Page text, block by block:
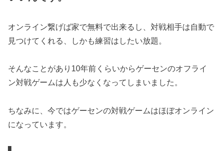
オンライン繋げば家で無料で出来るし、対戦相手は自動で
見つけてくれる、しかも練習はしたい放題。
そんなことがあり10年前くらいからゲーセンのオフライ
ン対戦ゲームは人も少なくなってしまいました。
ちなみに、今ではゲーセンの対戦ゲームはほぼオンライン
になっています。